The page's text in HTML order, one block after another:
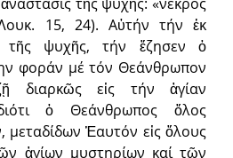
15, 24). Αὐτήν τήν ἐκ
τῆς ψυχῆς, τήν ἔζησεν ὁ
φοράν μέ τόν Θεάνθρωπον
διαρκῶς εἰς τήν ἁγίαν
ὁ Θεάνθρωπος ὅλος
μεταδίδων Ἑαυτόν εἰς ὅλους
ἁγίων μυστηρίων καί τῶν